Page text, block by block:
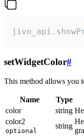
setWidgetColor#
This method allows you
Name Type
color
string
color2
optional
string